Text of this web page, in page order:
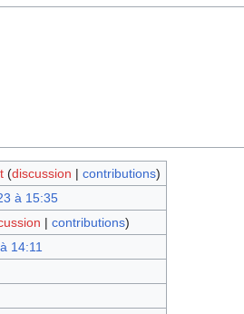
(discussion | contributions)
à 15:35
| contributions)
14:11